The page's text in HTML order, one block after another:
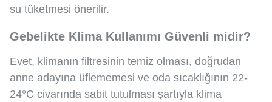
su tüketmesi önerilir.
Gebelikte Klima Kullanımı Güvenli midir?
Evet, klimanın filtresinin temiz olması, doğrudan
anne adayına üflememesi ve oda sıcaklığının 22-
24°C civarında sabit tutulması şartıyla klima